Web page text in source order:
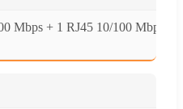
Mbps + 1 RJ45 10/100 Mbps